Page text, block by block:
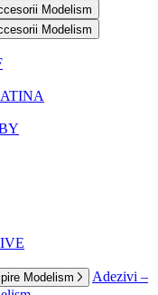
Modelism
Modelism
Modelism
Adezivi –